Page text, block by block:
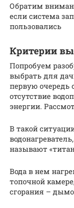
Обратим
если система
пользовались
Критерии
Попробуем
выбрать для
первую очередь
отсутствие
энергии.
В такой
называют
Вода в нем
топочной
сгорания –